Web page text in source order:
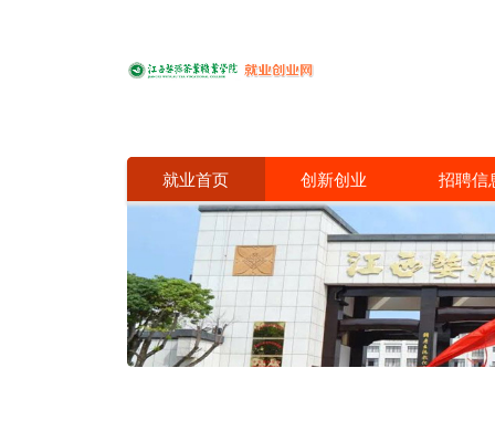
就业首页 创新创业 招聘信